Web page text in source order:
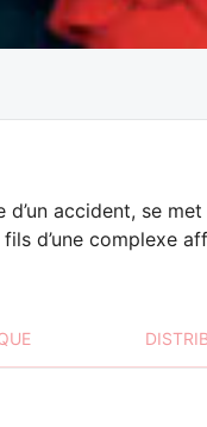
accident, se
d’une complexe